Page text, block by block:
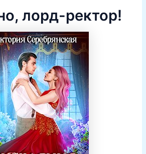
лорд-ректор!